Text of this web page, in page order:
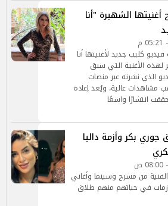
أغنيتها الشهيرة "أنا
كليب جديد لأغنيتها أنا
لهذه الأغنية التي سبق
الذي نشرته عبر منصات
مشاهدات عالية، ويُعد إعادة
انتشارًا واسعًا
بكر وأزمة داليا
من مسرح وسينما وأغاني
في حياتهم منهم طلاق